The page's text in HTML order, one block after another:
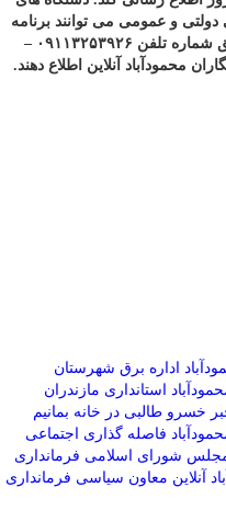
و عمومی می توانند برنامه
های خبری روزانه خود را روز قبل از طریق شماره تلفن ۰۹۱۱۳۲۵۳۹۲۶ –
اداره برق شهرستان
استانداری مازندران
خسرو طالبی در خانه بمانیم
فاصله گذاری اجتماعی
مجلس شورای اسلامی فرمانداری
آنلاین معاون سیاسی فرمانداری